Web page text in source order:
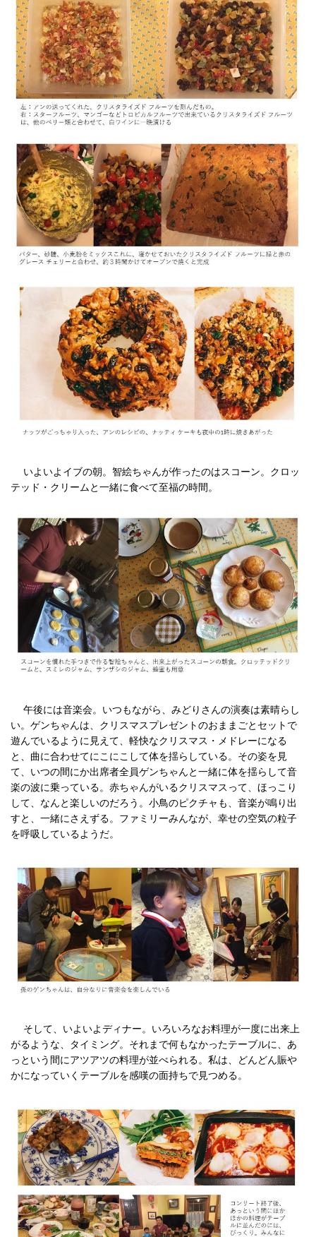
いよいよイブの朝。智絵ちゃんが作ったのはスコーン。クロッ
テッド・クリームと一緒に食べて至福の時間。
午後には音楽会。いつもながら、みどりさんの演奏は素晴らし
い。ゲンちゃんは、クリスマスプレゼントのおままごとセットで
遊んでいるように見えて、軽快なクリスマス・メドレーになる
と、曲に合わせてにこにこして体を揺らしている。その姿を見
て、いつの間にか出席者全員ゲンちゃんと一緒に体を揺らして音
楽の波に乗っている。赤ちゃんがいるクリスマスって、ほっこり
して、なんと楽しいのだろう。小鳥のピクチャも、音楽が鳴り出
すと、一緒にさえずる。ファミリーみんなが、幸せの空気の粒子
を呼吸しているようだ。
そして、いよいよディナー。いろいろなお料理が一度に出来上
がるような、タイミング。それまで何もなかったテーブルに、あ
っという間にアツアツの料理が並べられる。私は、どんどん賑や
かになっていくテーブルを感嘆の面持ちで見つめる。